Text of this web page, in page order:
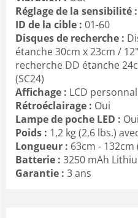
Réglage de la sensibilité :
ID de la cible : 01-60
Disques de recherche :
étanche 30cm x 23cm /
recherche DD étanche
(SC24)
Affichage : LCD
Rétroéclairage : Oui
Lampe de poche LED : Oui
Poids : 1,2 kg (2,6 lbs.)
Longueur : 63cm -
Batterie : 3250 mAh
Garantie : 3 ans